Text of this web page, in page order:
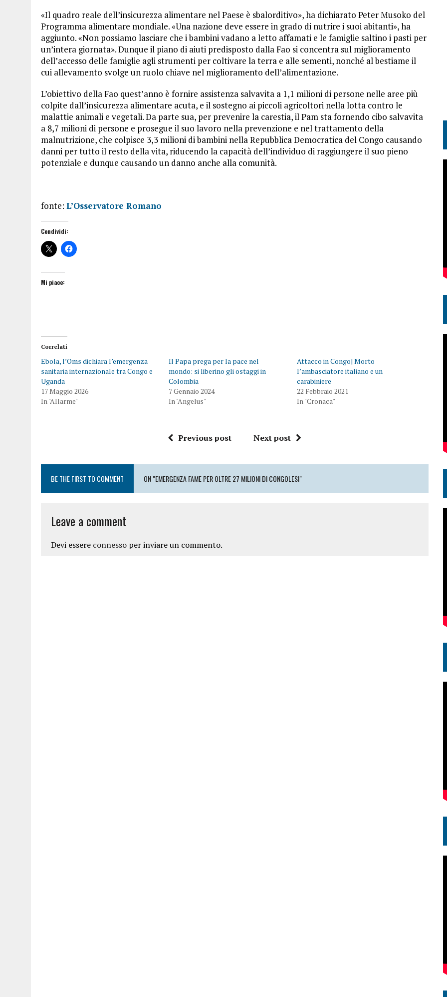
«Il quadro reale dell’insicurezza alimentare nel Paese è sbalorditivo», ha dichiarato Peter Musoko del
Programma alimentare mondiale. «Una nazione deve essere in grado di nutrire i suoi abitanti», ha
aggiunto. «Non possiamo lasciare che i bambini vadano a letto affamati e le famiglie saltino i pasti per
un’intera giornata». Dunque il piano di aiuti predisposto dalla Fao si concentra sul miglioramento
dell’accesso delle famiglie agli strumenti per coltivare la terra e alle sementi, nonché al bestiame il
cui allevamento svolge un ruolo chiave nel miglioramento dell’alimentazione.
L’obiettivo della Fao quest’anno è fornire assistenza salvavita a 1,1 milioni di persone nelle aree più
colpite dall’insicurezza alimentare acuta, e il sostegno ai piccoli agricoltori nella lotta contro le
malattie animali e vegetali. Da parte sua, per prevenire la carestia, il Pam sta fornendo cibo salvavita
a 8,7 milioni di persone e prosegue il suo lavoro nella prevenzione e nel trattamento della
malnutrizione, che colpisce 3,3 milioni di bambini nella Repubblica Democratica del Congo causando
danni per tutto il resto della vita, riducendo la capacità dell’individuo di raggiungere il suo pieno
potenziale e dunque causando un danno anche alla comunità.
fonte: L’Osservatore Romano
Condividi:
Mi piace:
Correlati
Ebola, l’Oms dichiara l’emergenza
sanitaria internazionale tra Congo e
Uganda
17 Maggio 2026
In "Allarme"
Il Papa prega per la pace nel
mondo: si liberino gli ostaggi in
Colombia
7 Gennaio 2024
In "Angelus"
Attacco in Congo| Morto
l’ambasciatore italiano e un
carabiniere
22 Febbraio 2021
In "Cronaca"
Previous post Next post
BE THE FIRST TO COMMENT ON "EMERGENZA FAME PER OLTRE 27 MILIONI DI CONGOLESI"
Leave a comment
Devi essere connesso per inviare un commento.